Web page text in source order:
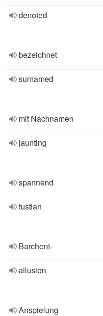
denoted
bezeichnet
surnamed
mit Nachnamen
jaunting
spannend
fustian
Barchent-
allusion
Anspielung